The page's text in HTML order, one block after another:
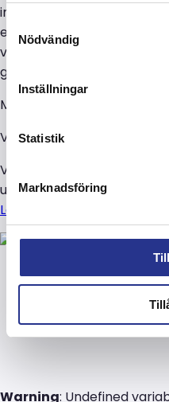
Nödvändig
Inställningar
Statistik
Marknadsföring
investera i en utrustning
en maskin från
vi känner väl och hyser
gäller service och
Maskinen ger upp till 1
Vi tror detta blir ett bra
Vattenblästring innebär
under högt tryck utan
Läs mer om
Warning: Undefined